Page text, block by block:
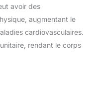
avoir des
augmentant le
cardiovasculaires.
rendant le corps